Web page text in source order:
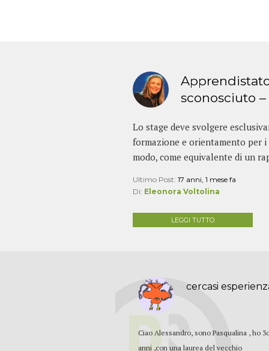
sconosciuto –
Lo stage deve svolgere
formazione e orientamento
modo, come equivalente di un
Ultimo Post: 17 anni, 1 mese fa
Di: Eleonora Voltolina
LEGGI TUTTO
cercasi
Ciao Alessandro, sono Pasqualina , ho
anni ,con una laurea del vecchio